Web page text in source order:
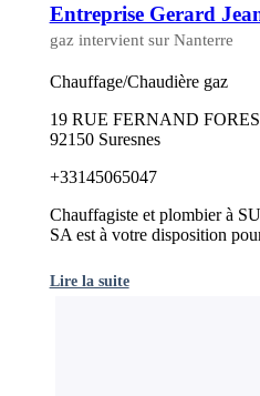
Entreprise Gerard
gaz intervient sur Nanterre
Chauffage/Chaudière gaz
19 RUE FERNAND
92150 Suresnes
+33145065047
Chauffagiste et plombier à
SA est à votre disposition
Lire la suite